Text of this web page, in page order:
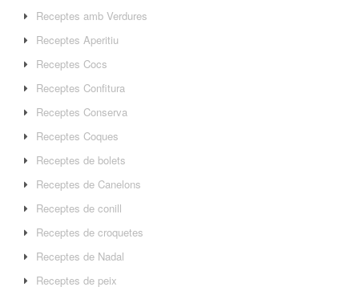
Receptes amb Verdures
Receptes Aperitiu
Receptes Cocs
Receptes Confitura
Receptes Conserva
Receptes Coques
Receptes de bolets
Receptes de Canelons
Receptes de conill
Receptes de croquetes
Receptes de Nadal
Receptes de peix